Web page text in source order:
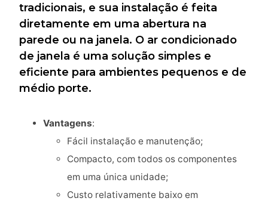
tradicionais, e sua instalação é feita
diretamente em uma abertura na
parede ou na janela. O ar condicionado
de janela é uma solução simples e
eficiente para ambientes pequenos e de
médio porte.
Vantagens:
Fácil instalação e manutenção;
Compacto, com todos os componentes
em uma única unidade;
Custo relativamente baixo em